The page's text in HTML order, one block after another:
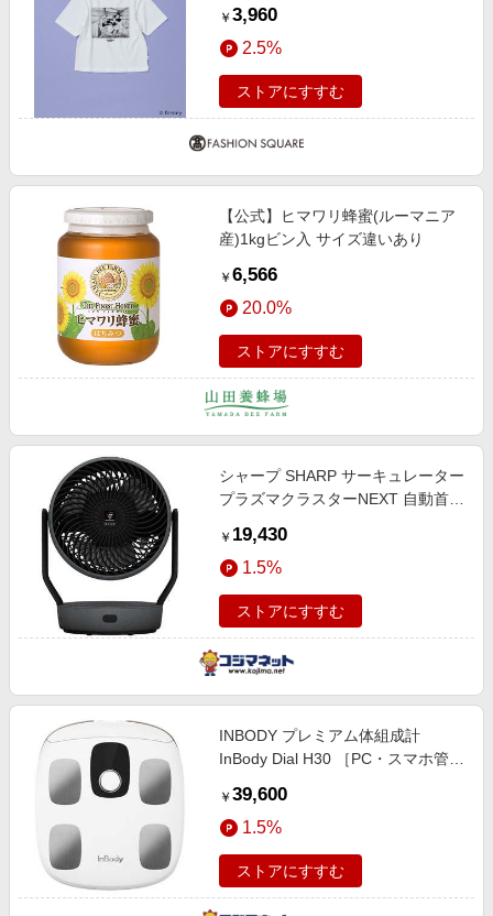
ャツ(KIDS) オフホワイト 135(130-
140)
￥ 3,960
2.5%
ストアにすすむ
【公式】ヒマワリ蜂蜜(ルーマニア
産)1kgビン入 サイズ違いあり
￥ 6,566
20.0%
ストアにすすむ
シャープ SHARP サーキュレーター
プラズマクラスターNEXT 自動首振
ュブラック PK-18S03-B
￥ 19,430
1.5%
ストアにすすむ
INBODY プレミアム体組成計
InBody Dial H30 ［PC・スマホ管理
￥ 39,600
1.5%
ストアにすすむ